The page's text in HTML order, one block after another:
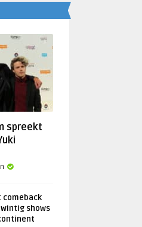
spreekt
comeback
shows